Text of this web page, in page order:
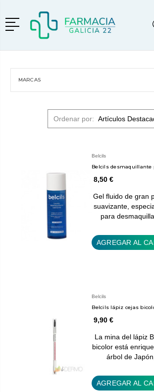
Menú
MARCAS
Ordenar por:
Belcils
Belcils desmaquillante
8,50 €
Gel fluido de gran
suavizante,
para
AGREGAR AL
Belcils
Belcils lápiz cejas
9,90 €
La mina del lápiz
bicolor está
árbol de
AGREGAR AL